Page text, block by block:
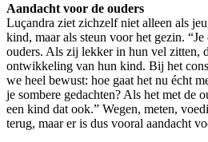
Aandacht voor de ouders
Luçandra ziet zichzelf niet alleen als
kind, maar als steun voor het gezin.
ouders. Als zij lekker in hun vel zitten,
ontwikkeling van hun kind. Bij het
we heel bewust: hoe gaat het nu écht
je sombere gedachten? Als het met de
een kind dat ook.” Wegen, meten,
terug, maar er is dus vooral aandacht